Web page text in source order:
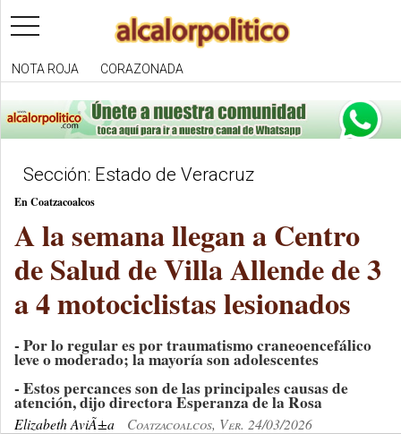
toggle
navigation
NOTA ROJA CORAZONADA
Sección: Estado de Veracruz
En Coatzacoalcos
A la semana llegan a Centro
de Salud de Villa Allende de 3
a 4 motociclistas lesionados
- Por lo regular es por traumatismo craneoencefálico
leve o moderado; la mayoría son adolescentes
- Estos percances son de las principales causas de
atención, dijo directora Esperanza de la Rosa
Elizabeth AviÃ±a Coatzacoalcos, Ver. 24/03/2026